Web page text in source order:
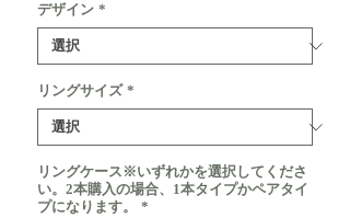
デザイン *
リングサイズ *
リングケース※いずれかを選択してくださ
い。2本購入の場合、1本タイプかペアタイ
プになります。
*